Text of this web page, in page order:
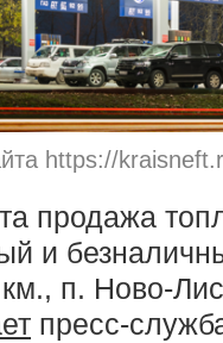
https://
продажа
и
км., п. Ново-
пресс-